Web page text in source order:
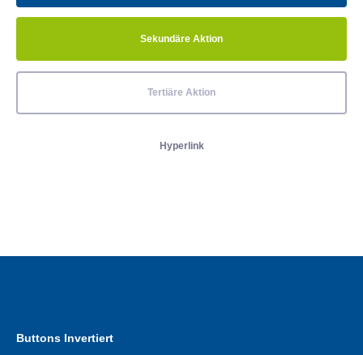
Sekundäre Aktion
Tertiäre Aktion
Hyperlink
Buttons Invertiert